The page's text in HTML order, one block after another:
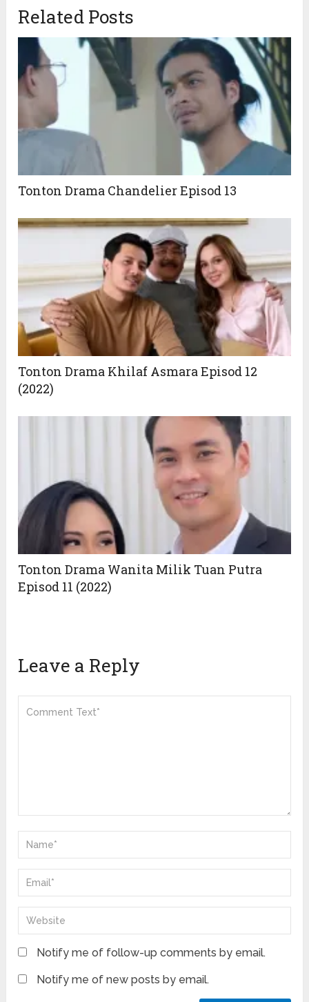
Related Posts
Tonton Drama Chandelier Episod 13
Tonton Drama Khilaf Asmara Episod 12
(2022)
Tonton Drama Wanita Milik Tuan Putra
Episod 11 (2022)
Leave a Reply
Notify me of follow-up comments by email.
Notify me of new posts by email.